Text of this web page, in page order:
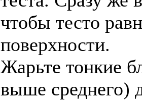
чтобы тесто
поверхности.
Жарьте тонкие
выше среднего)